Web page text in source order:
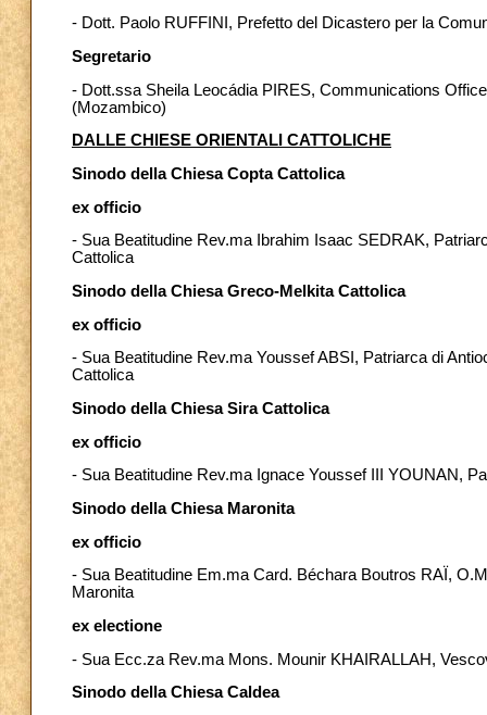
- Dott. Paolo RUFFINI, Prefetto del Dicastero per la
Segretario
- Dott.ssa Sheila Leocádia PIRES, Communications
(Mozambico)
DALLE CHIESE ORIENTALI CATTOLICHE
Sinodo della Chiesa Copta Cattolica
ex officio
- Sua Beatitudine Rev.ma Ibrahim Isaac SEDRAK,
Cattolica
Sinodo della Chiesa Greco-Melkita Cattolica
ex officio
- Sua Beatitudine Rev.ma Youssef ABSI, Patriarca di
Cattolica
Sinodo della Chiesa Sira Cattolica
ex officio
- Sua Beatitudine Rev.ma Ignace Youssef III YOUNAN,
Sinodo della Chiesa Maronita
ex officio
- Sua Beatitudine Em.ma Card. Béchara Boutros RAÏ,
Maronita
ex electione
- Sua Ecc.za Rev.ma Mons. Mounir KHAIRALLAH,
Sinodo della Chiesa Caldea